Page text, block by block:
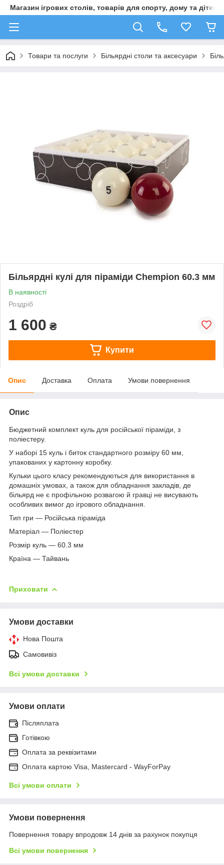
Магазин ігрових столів, товарів для спорту, дому та дітей
Товари та послуги Більярдні столи та аксесуари
Більярдні кулі для піраміди Chempion 60.3 мм
В наявності
Роздріб
1 600 ₴
Купити
Опис Доставка Оплата Умови повернення
Опис
Бюджетний комплект куль для російської піраміди, з
поліестеру.
У наборі 15 куль і биток стандартного розміру 60 мм,
упакованих у картонну коробку.
Кульки цього класу рекомендуються для використання в
домашніх умовах, а також для обладнання закладів, де
більярд не є профільною розвагою й гравці не висувають
особливих вимог до ігрового обладнання.
Тип гри — Російська піраміда
Матеріал — Поліестер
Розмір куль — 60.3 мм
Країна — Тайвань
Приховати
Умови доставки
Нова Пошта
Самовивіз
Всі умови доставки
Умови оплати
Післяплата
Готівкою
Оплата за реквізитами
Оплата картою Visa, Mastercard - WayForPay
Всі умови оплати
Умови повернення
Повернення товару впродовж 14 днів за рахунок покупця
Всі умови повернення